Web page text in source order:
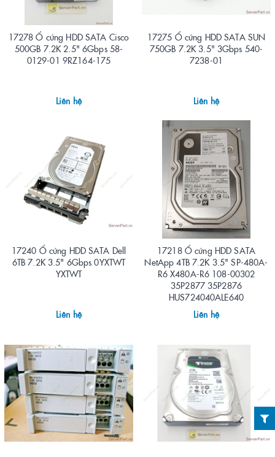
17278 Ổ cứng HDD SATA Cisco
500GB 7.2K 2.5" 6Gbps 58-
0129-01 9RZ164-175
Liên hệ
17275 Ổ cứng HDD SATA SUN
750GB 7.2K 3.5" 3Gbps 540-
7238-01
Liên hệ
17240 Ổ cứng HDD SATA Dell
6TB 7.2K 3.5" 6Gbps 0YXTWT
YXTWT
Liên hệ
17218 Ổ cứng HDD SATA
NetApp 4TB 7.2K 3.5" SP-480A-
R6 X480A-R6 108-00302
35P2877 35P2876
HUS724040ALE640
Liên hệ